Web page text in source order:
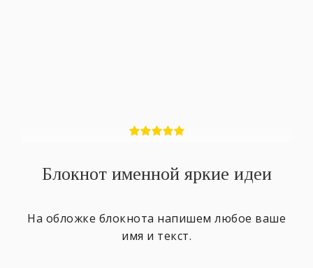
Блокнот именной яркие идеи
На обложке блокнота напишем любое ваше
имя и текст.